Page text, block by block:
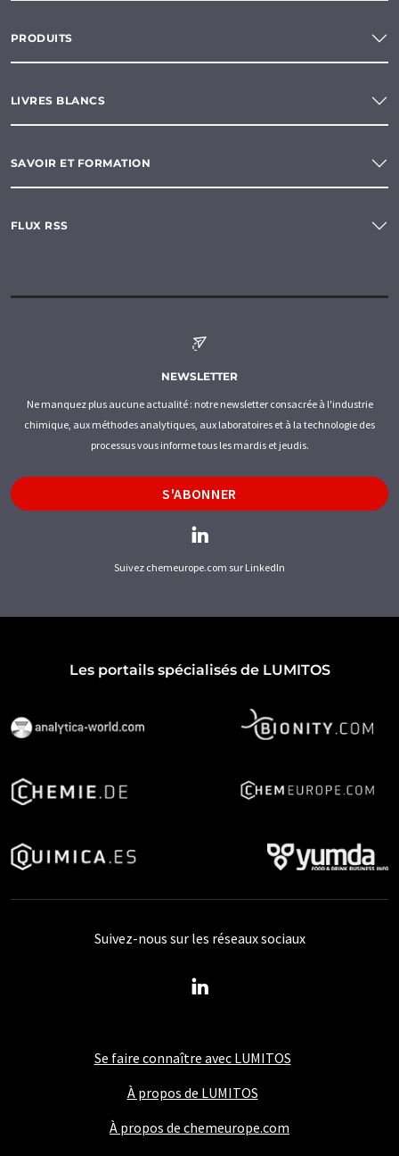
PRODUITS
LIVRES BLANCS
SAVOIR ET FORMATION
FLUX RSS
NEWSLETTER
Ne manquez plus aucune actualité : notre newsletter consacrée à l'industrie
chimique, aux méthodes analytiques, aux laboratoires et à la technologie des
processus vous informe tous les mardis et jeudis.
S'ABONNER
Suivez chemeurope.com sur LinkedIn
Les portails spécialisés de LUMITOS
Se faire connaître avec LUMITOS
À propos de LUMITOS
À propos de chemeurope.com
Suivez-nous sur les réseaux sociaux